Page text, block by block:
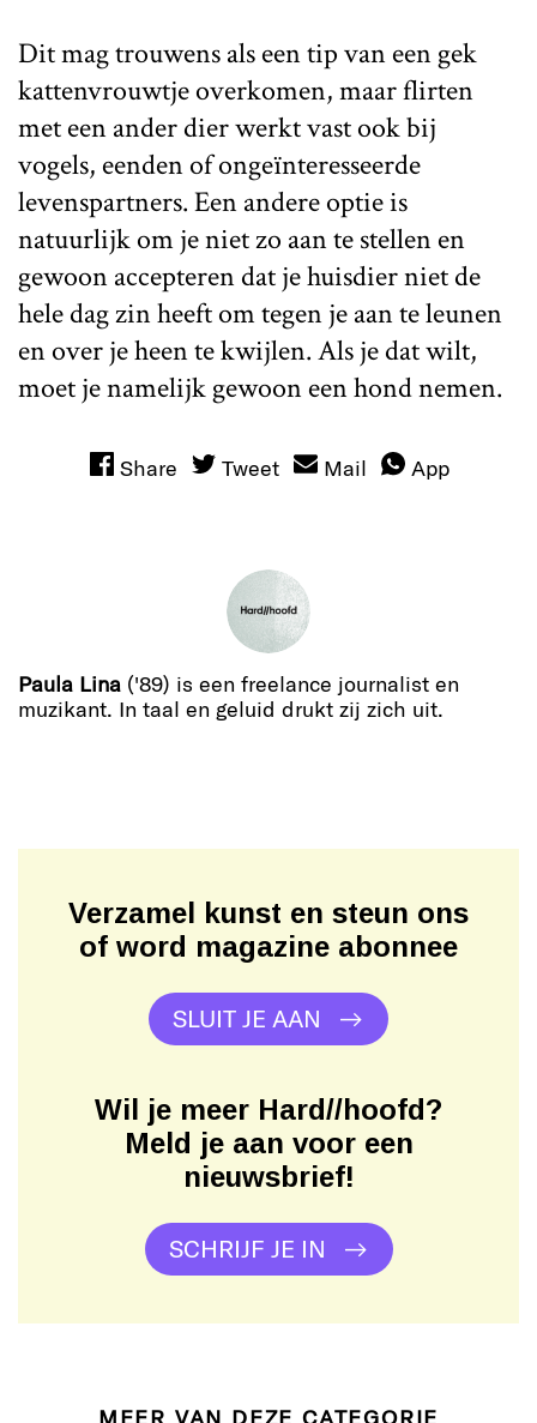
Dit mag trouwens als een tip van een gek
kattenvrouwtje overkomen, maar flirten
met een ander dier werkt vast ook bij
vogels, eenden of ongeïnteresseerde
levenspartners. Een andere optie is
natuurlijk om je niet zo aan te stellen en
gewoon accepteren dat je huisdier niet de
hele dag zin heeft om tegen je aan te leunen
en over je heen te kwijlen. Als je dat wilt,
moet je namelijk gewoon een hond nemen.
Share Tweet Mail App
Paula Lina ('89) is een freelance journalist en
muzikant. In taal en geluid drukt zij zich uit.
Verzamel kunst en steun ons
of word magazine abonnee
SLUIT JE AAN
Wil je meer Hard//hoofd?
Meld je aan voor een
nieuwsbrief!
SCHRIJF JE IN
MEER VAN DEZE CATEGORIE